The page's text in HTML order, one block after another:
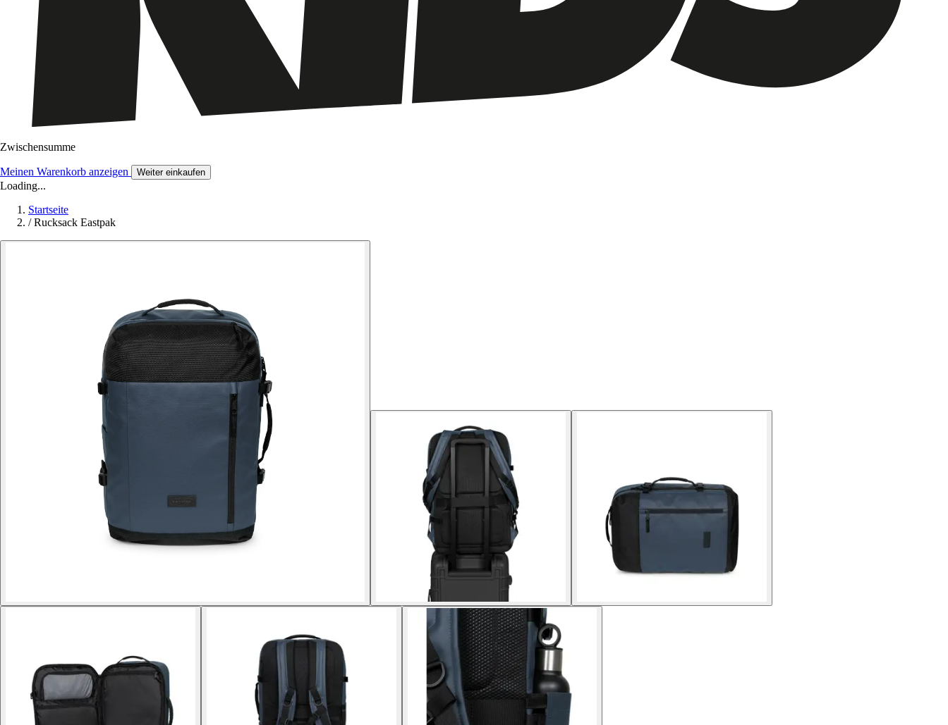
Zwischensumme
Meinen Warenkorb anzeigen Weiter einkaufen
Loading...
Startseite
/ Rucksack Eastpak